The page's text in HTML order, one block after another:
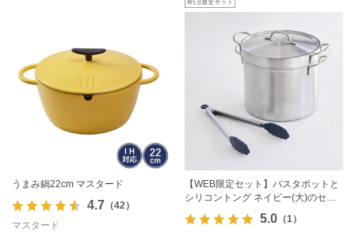
うまみ鍋22cm マスタード
4.7 （42）
マスタード
【WEB限定セット】パスタポットと
シリコントング ネイビー(大)のセッ
5.0（1）